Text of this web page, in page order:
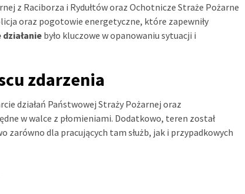
z Raciborza i Rydułtów oraz Ochotnicze Straże Pożarne
oraz pogotowie energetyczne, które zapewniły
było kluczowe w opanowaniu sytuacji i
zdarzenia
działań Państwowej Straży Pożarnej oraz
w walce z płomieniami. Dodatkowo, teren został
dla pracujących tam służb, jak i przypadkowych